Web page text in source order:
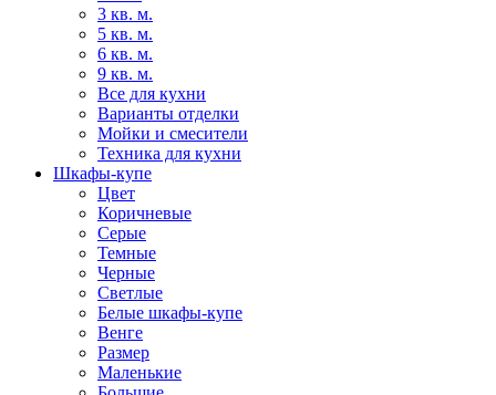
3 кв. м.
5 кв. м.
6 кв. м.
9 кв. м.
Все для кухни
Варианты отделки
Мойки и смесители
Техника для кухни
Шкафы-купе
Цвет
Коричневые
Серые
Темные
Черные
Светлые
Белые шкафы-купе
Венге
Размер
Маленькие